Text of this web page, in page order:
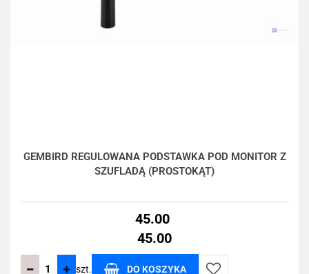
GEMBIRD REGULOWANA PODSTAWKA POD MONITOR Z
SZUFLADĄ (PROSTOKĄT)
45.00
45.00
szt. DO KOSZYKA